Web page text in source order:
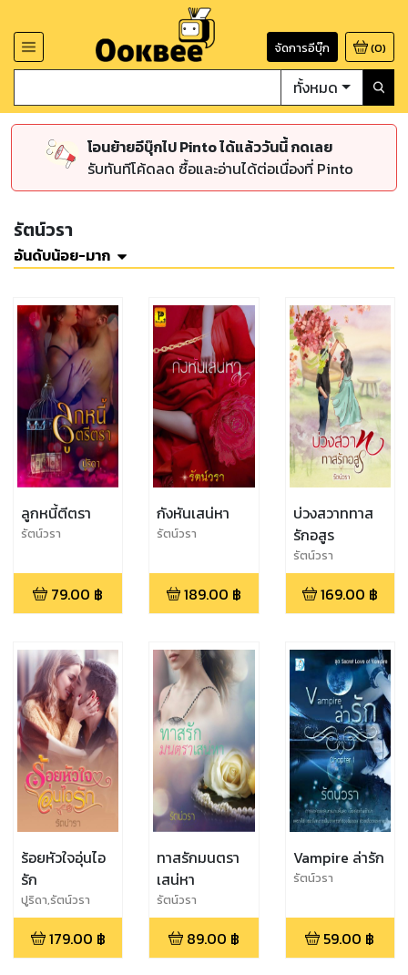
จัดการอีบุ๊ก (0)
ทั้งหมด
โอนย้ายอีบุ๊กไป Pinto ได้แล้ววันนี้ กดเลย
รับทันทีโค้ดลด ซื้อและอ่านได้ต่อเนื่องที่ Pinto
รัตน์วรา
อันดับน้อย-มาก
ลูกหนี้ตีตรา
รัตน์วรา
79.00 ฿
กังหันเสน่หา
รัตน์วรา
189.00 ฿
บ่วงสวาททาส
รักอสูร
รัตน์วรา
169.00 ฿
ร้อยหัวใจอุ่นไอ
รัก
ปูริดา,รัตน์วรา
179.00 ฿
ทาสรักมนตรา
เสน่หา
รัตน์วรา
89.00 ฿
Vampire ล่ารัก
รัตน์วรา
59.00 ฿